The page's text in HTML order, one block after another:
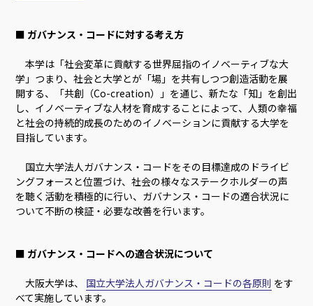
■ ガバナンス・コードに対する考え方
本学は「社会変革に貢献する世界屈指のイノベーティブな大
学」つまり、社会と大学とが「場」を共有しつつ創造活動を展
開する、「共創（Co-creation）」を通じ、新たな「知」を創出
し、イノベーティブな人材を育成することによって、人類の幸福
と社会の持続的成長のためのイノベーションに貢献する大学を
目指しています。
国立大学法人ガバナンス・コードをその目標達成のドライビ
ングフォースと位置づけ、社会の様々なステークホルダーの声
を聴く活動を積極的に行い、ガバナンス・コードの適合状況に
ついて不断の検証・必要な改善を行います。
■ ガバナンス・コードへの適合状況について
大阪大学は、 国立大学法人ガバナンス・コードの各原則 をす
べて実施しています。